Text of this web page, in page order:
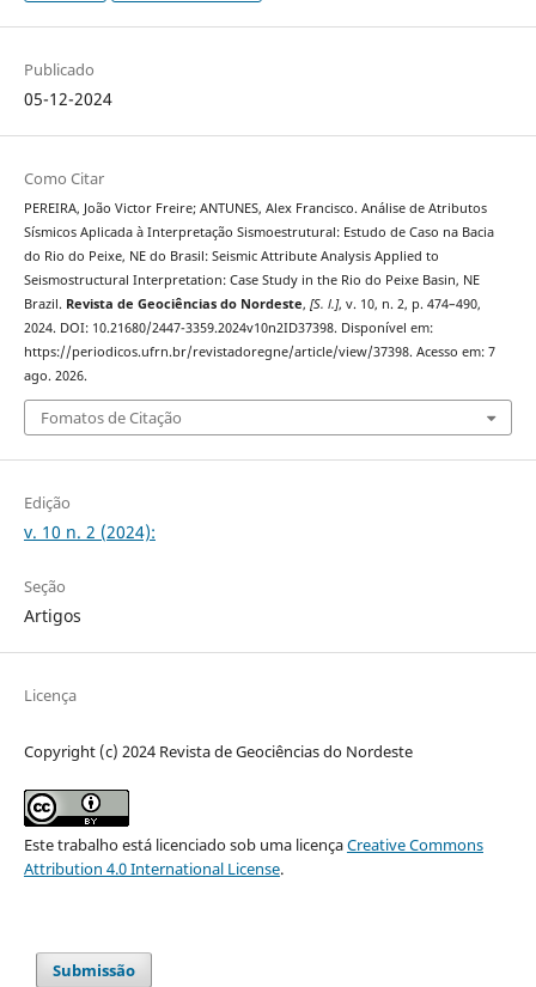
Publicado
05-12-2024
Como Citar
PEREIRA, João Victor Freire; ANTUNES, Alex Francisco. Análise de Atributos
Sísmicos Aplicada à Interpretação Sismoestrutural: Estudo de Caso na Bacia
do Rio do Peixe, NE do Brasil: Seismic Attribute Analysis Applied to
Seismostructural Interpretation: Case Study in the Rio do Peixe Basin, NE
Brazil. Revista de Geociências do Nordeste, [S. l.], v. 10, n. 2, p. 474–490,
2024. DOI: 10.21680/2447-3359.2024v10n2ID37398. Disponível em:
https://periodicos.ufrn.br/revistadoregne/article/view/37398. Acesso em: 7
ago. 2026.
Fomatos de Citação
Edição
v. 10 n. 2 (2024):
Seção
Artigos
Licença
Copyright (c) 2024 Revista de Geociências do Nordeste
Este trabalho está licenciado sob uma licençaCreative Commons
Attribution 4.0 International License.
Submissão